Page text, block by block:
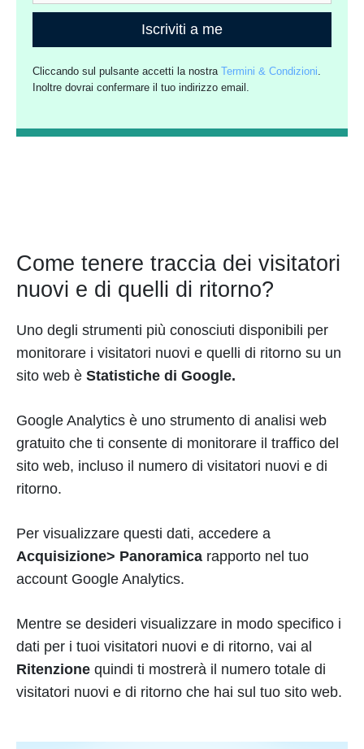
Iscriviti a me
Cliccando sul pulsante accetti la nostraTermini & Condizioni.
Inoltre dovrai confermare il tuo indirizzo email.
Come tenere traccia dei visitatori
nuovi e di quelli di ritorno?
Uno degli strumenti più conosciuti disponibili per
monitorare i visitatori nuovi e quelli di ritorno su un
sito web è Statistiche di Google.
Google Analytics è uno strumento di analisi web
gratuito che ti consente di monitorare il traffico del
sito web, incluso il numero di visitatori nuovi e di
ritorno.
Per visualizzare questi dati, accedere a
Acquisizione> Panoramica rapporto nel tuo
account Google Analytics.
Mentre se desideri visualizzare in modo specifico i
dati per i tuoi visitatori nuovi e di ritorno, vai al
Ritenzione quindi ti mostrerà il numero totale di
visitatori nuovi e di ritorno che hai sul tuo sito web.